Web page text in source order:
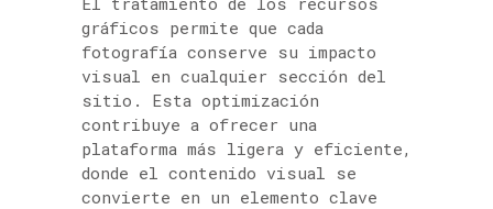
gráficos permite que cada
fotografía conserve su impacto
visual en cualquier sección del
sitio. Esta optimización
contribuye a ofrecer una
plataforma más ligera y eficiente,
donde el contenido visual se
convierte en un elemento clave